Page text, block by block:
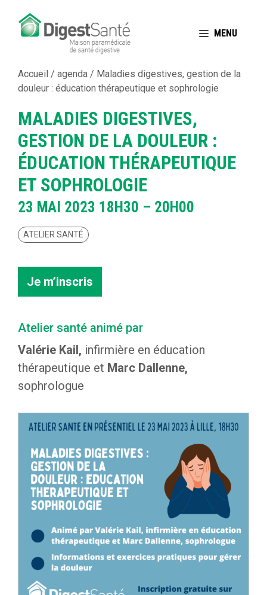
MENU
Accueil / agenda / Maladies digestives, gestion de la
douleur : éducation thérapeutique et sophrologie
MALADIES DIGESTIVES,
GESTION DE LA DOULEUR :
ÉDUCATION THÉRAPEUTIQUE
ET SOPHROLOGIE
23 MAI 2023 18H30 – 20H00
ATELIER SANTÉ
Je m’inscris
Atelier santé animé par
Valérie Kail, infirmière en éducation
thérapeutique et Marc Dallenne,
sophrologue